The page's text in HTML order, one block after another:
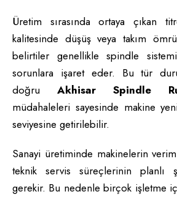
Üretim sırasında ortaya çıkan
kalitesinde düşüş veya takım
belirtiler genellikle spindle
sorunlara işaret eder. Bu tür
doğru Akhisar Spindle
müdahaleleri sayesinde makine
seviyesine getirilebilir.
Sanayi üretiminde makinelerin
teknik servis süreçlerinin planlı
gerekir. Bu nedenle birçok işletme